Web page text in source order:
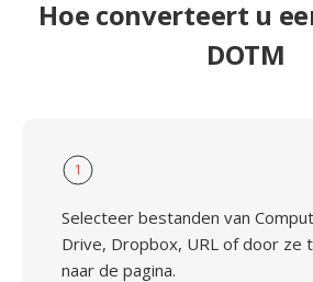
Hoe converteert u
DOTM
1
Selecteer bestanden van
Drive, Dropbox, URL of door ze
naar de pagina.